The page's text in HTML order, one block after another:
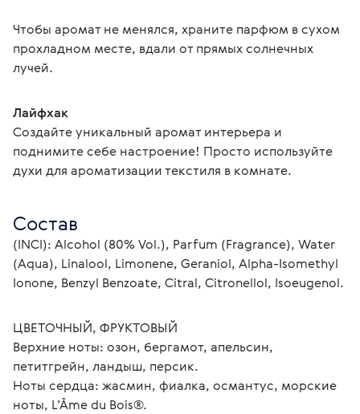
Чтобы аромат не менялся, храните парфюм в сухом
прохладном месте, вдали от прямых солнечных
лучей.
Лайфхак
Создайте уникальный аромат интерьера и
поднимите себе настроение! Просто используйте
духи для ароматизации текстиля в комнате.
Состав
(INCI): Alcohol (80% Vol.), Parfum (Fragrance), Water
(Aqua), Linalool, Limonene, Geraniol, Alpha-Isomethyl
Ionone, Benzyl Benzoate, Citral, Citronellol, Isoeugenol.
ЦВЕТОЧНЫЙ, ФРУКТОВЫЙ
Верхние ноты: озон, бергамот, апельсин,
петитгрейн, ландыш, персик.
Ноты сердца: жасмин, фиалка, османтус, морские
ноты, L’Âme du Bois®.